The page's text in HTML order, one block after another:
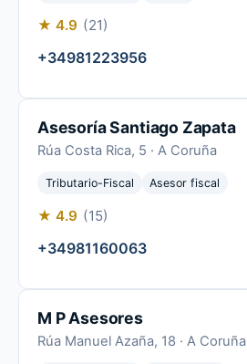
★ 4.9 (21)
+34981223956
Asesoría Santiago Zapata
Rúa Costa Rica, 5 · A Coruña
Tributario-Fiscal Asesor fiscal
★ 4.9 (15)
+34981160063
M P Asesores
Rúa Manuel Azaña, 18 · A Coruña